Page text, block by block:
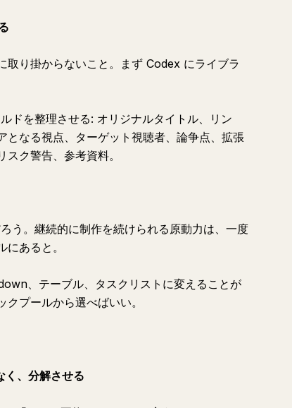
取り掛からないこと。まず Codex にライブラ
ドを整理させる: オリジナルタイトル、リン
となる視点、ターゲット視聴者、論争点、拡張
ク警告、参考資料。
う。継続的に制作を続けられる原動力は、一度
あると。
、テーブル、タスクリストに変えることが
プールから選べばいい。
、分解させる